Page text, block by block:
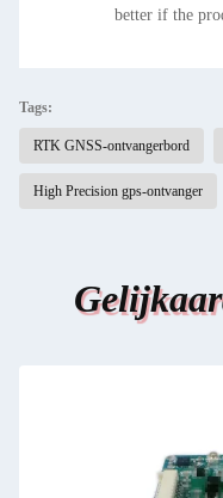
better if the
Tags:
RTK GNSS-ontvangerbord
High Precision gps-ontvanger